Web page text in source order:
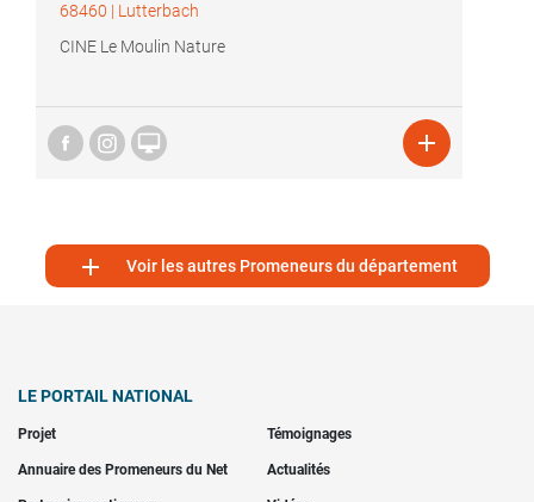
68460 | Lutterbach
CINE Le Moulin Nature
 
 Voir les autres Promeneurs du département
LE PORTAIL NATIONAL
Projet Témoignages
Annuaire des Promeneurs du Net Actualités